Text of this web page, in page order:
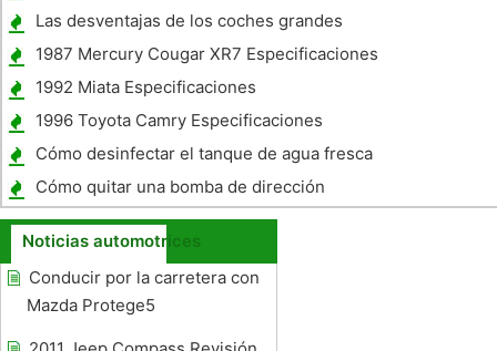
C6
Las desventajas de los coches grandes
1987 Mercury Cougar XR7 Especificaciones
1992 Miata Especificaciones
1996 Toyota Camry Especificaciones
Cómo desinfectar el tanque de agua fresca
en un RV
Cómo quitar una bomba de dirección
asistida Pacifica
Noticias automotrices
Conducir por la carretera con
Mazda Protege5